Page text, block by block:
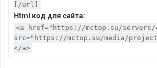
[/url]
Html код для сайта:
<a href="https://mctop.su/servers/
src="https://mctop.su/media/
</a>